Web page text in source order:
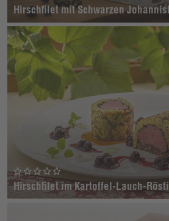
Hirschfilet mit Schwarzen
Hirschfilet im Kartoffel-Lauch-